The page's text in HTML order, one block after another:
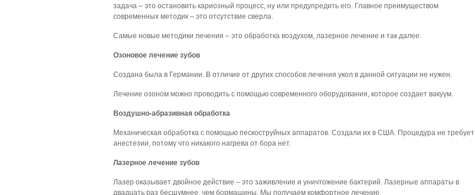
задача – это остановить кариозный процесс, ну или предупредить его. Главное преимуществом
современных методик – это отсутствие сверла.
Самые новые методики лечения – это обработка воздухом, лазерное лечение и так далее.
Озоновое лечение зубов
Создана была в Германии. В отличие от других способов лечения укол в данной ситуации не нужен.
Лечение озоном можно проводить с помощью современного оборудования, которое создает вакуум.
Воздушно-абразивная обработка
Механическая обработка с помощью пескоструйных аппаратов. Создали их в США. Процедура не требует
анестезии, потому что никакого нагрева от бора нет.
Лазерное лечение зубов
Лазер оказывает двойное действие – это заживление и уничтожение бактерий. Лазерные аппараты в
двадцать раз бесшумнее, чем бормашины. Мы получаем комфортное лечение.